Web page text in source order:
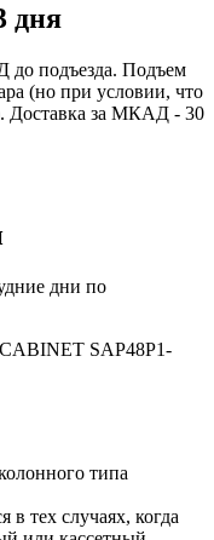
дня
до подъезда. Подъем
(но при условии, что
Доставка за МКАД - 30
дни по
SAP48P1-
типа
тех случаях, когда